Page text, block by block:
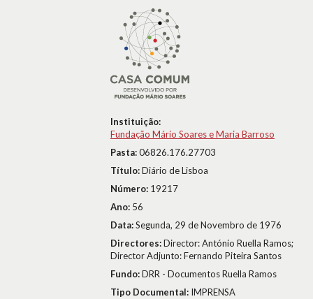
Instituição:
Fundação Mário Soares e Maria Barroso
Pasta:06826.176.27703
Título:Diário de Lisboa
Número: 19217
Ano: 56
Data:Segunda, 29 de Novembro de 1976
Directores:Director: António Ruella Ramos;
Director Adjunto: Fernando Piteira Santos
Fundo:DRR - Documentos Ruella Ramos
Tipo Documental: IMPRENSA